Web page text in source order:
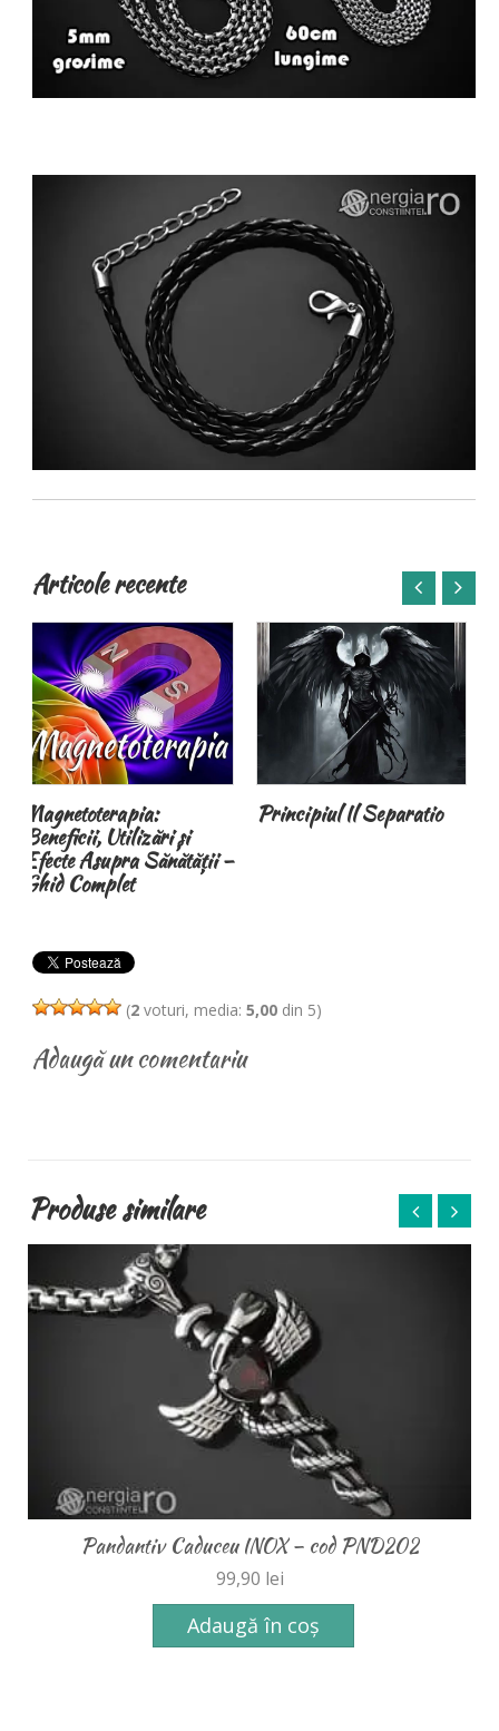
Articole recente
Principiul Il Separatio Lupii din Romania
protejaţi datorită
(2voturi, media: 5,00din 5)
Adaugă un comentariu
Produse similare
Pandantiv Orgonic Orgon Magnetic Floarea Vieții cu
Cristale Cuarț de Stâncă – cod ORG008
189,90lei–199,90lei
– Opțiuni